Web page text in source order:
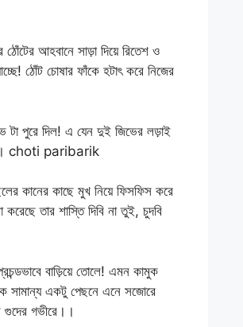
ঠোঁটের আহবানে সাড়া দিয়ে রিতেশ ও
ঠোঁট চোষার ফাঁকে হটাৎ করে নিজের
টা পুরে দিল! এ যেন দুই জিভের লড়াই
choti paribarik
কানের কাছে মুখ নিয়ে ফিসফিস করে
তার শাস্তি দিবি না তুই, চুদবি
বাড়িয়ে তোলে! এমন কামুক
সামান্য একটু পেছনে এনে সজোরে
গুদের গভীরে।।